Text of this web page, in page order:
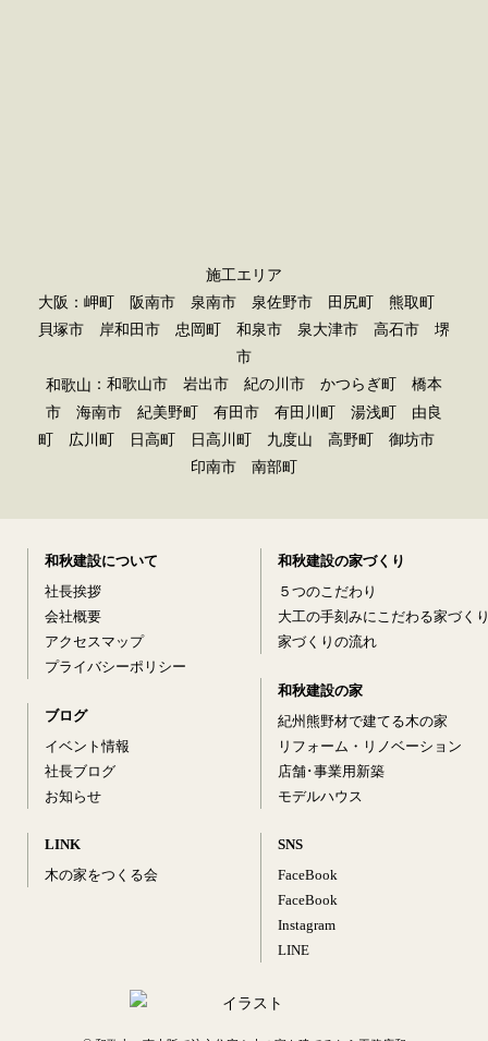
施工エリア
大阪：岬町 阪南市 泉南市 泉佐野市 田尻町 熊取町
貝塚市 岸和田市 忠岡町 和泉市 泉大津市 高石市 堺
市
和歌山 ：和歌山市 岩出市 紀の川市 かつらぎ町 橋本
市 海南市 紀美野町 有田市 有田川町 湯浅町 由良
町 広川町 日高町 日高川町 九度山 高野町 御坊市
印南市 南部町
和秋建設について
社長挨拶
会社概要
アクセスマップ
プライバシーポリシー
ブログ
イベント情報
社長ブログ
お知らせ
LINK
木の家をつくる会
和秋建設の家づくり
５つのこだわり
大工の手刻みにこだわる家づく
家づくりの流れ
和秋建設の家
紀州熊野材で建てる木の家
リフォーム・リノベーション
店舗･事業用新築
モデルハウス
SNS
FaceBook
FaceBook
Instagram
LINE